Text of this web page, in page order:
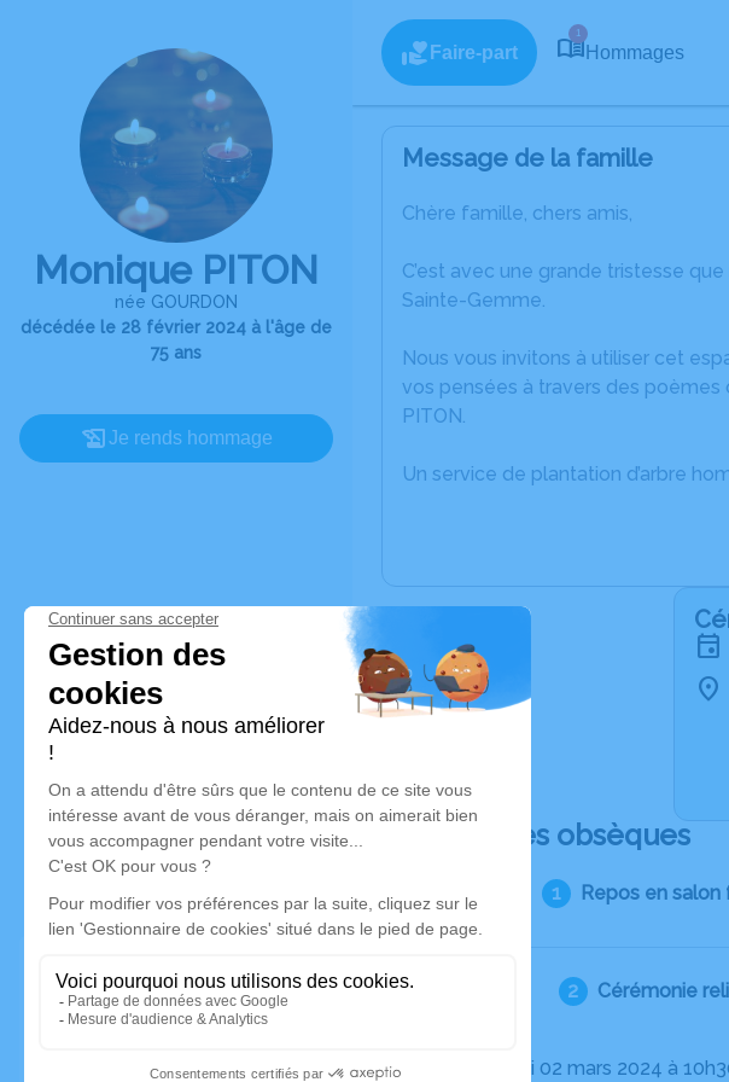
Monique PITON
née GOURDON
décédée le 28 février 2024 à l'âge de
75 ans
Je rends hommage
Faire-part
1
Hommages
Message de la famille
Chère famille, chers amis,
C’est avec une grande tristesse
Sainte-Gemme.
Nous vous invitons à utiliser cet
vos pensées à travers des poèmes
PITON.
Un service de plantation d’arbre
Déroulé des obsèques
Repos en salon
Cérémonie
Le samedi 02 mars 2024 à